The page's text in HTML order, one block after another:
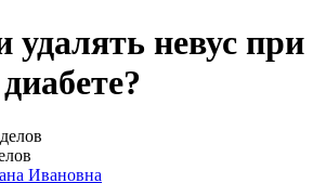
удалять невус при